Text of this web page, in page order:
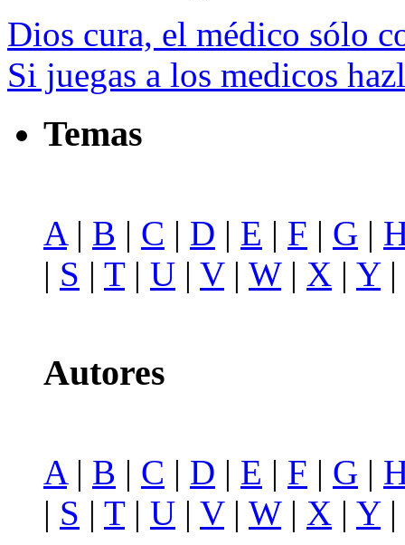
Dios cura, el médico sólo
Si juegas a los medicos
Temas
A | B | C | D | E | F | G |
| S | T| U | V| W| X | Y|
Autores
A| B | C | D | E | F | G |
| S | T| U | V| W| X | Y|